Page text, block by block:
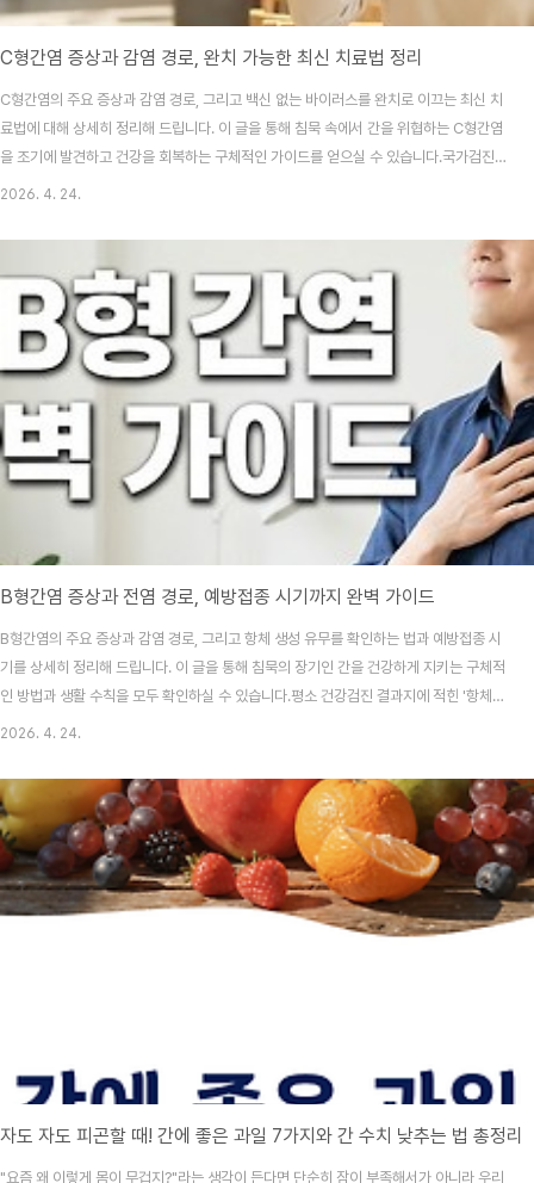
C형간염 증상과 감염 경로, 완치 가능한 최신 치료법 정리
C형간염의 주요 증상과 감염 경로, 그리고 백신 없는 바이러스를 완치로 이끄는 최신 치
료법에 대해 상세히 정리해 드립니다. 이 글을 통해 침묵 속에서 간을 위협하는 C형간염
을 조기에 발견하고 건강을 회복하는 구체적인 가이드를 얻으실 수 있습니다.국가검진
항목에 포함되지 않아 나도 모르게 방치하기 쉬운 질환이 바로 C형간염이라는 사실, 알
는 마지막 신호였다면 얼마나 당혹스러울까요? 오늘은 그 걱정을 확신으로 바꿔줄 정보
를 준비했어요.목차C형간염, 왜 예방 백신이 없을까요?일상 속 의외의 전염 경로 (혈액
노출 주의)특징 없는 초기 증상, 이것만은 확인하세요!검사 방법과 완치율 95% 이상의
최신 치료법일상에서 실천하는 ..
2026. 4. 24.
B형간염 증상과 전염 경로, 예방접종 시기까지 완벽 가이드
B형간염의 주요 증상과 감염 경로, 그리고 항체 생성 유무를 확인하는 법과 예방접종 시
기를 상세히 정리해 드립니다. 이 글을 통해 침묵의 장기인 간을 건강하게 지키는 구체적
인 방법과 생활 수칙을 모두 확인하실 수 있습니다.평소 건강검진 결과지에 적힌 '항체
없음'이라는 문구를 보고도 "나중에 맞지 뭐" 하며 대수롭지 않게 넘기진 않으셨나요?
라면 오늘 이야기에 꼭 집중해 주세요.목차B형간염, 왜 우리는 이토록 주의해야 할까요?
전염 경로는 어떻게 되나요? (흔히 오해하는 상식들)무시하면 안 되는 초기 증상과 만성
화의 위험예방접종 시기와 항체 검사, 언제 하는 게 좋을까?일상에서 실천하는 간 건강
관리 수칙 3가지자주 묻는..
2026. 4. 24.
자도 자도 피곤할 때! 간에 좋은 과일 7가지와 간 수치 낮추는 법 총정리
"요즘 왜 이렇게 몸이 무겁지?"라는 생각이 든다면 단순히 잠이 부족해서가 아니라 우리